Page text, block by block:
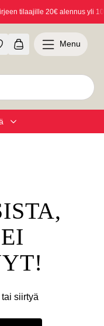
tilaajille 20€ alennus yli
Menu
siirtyä